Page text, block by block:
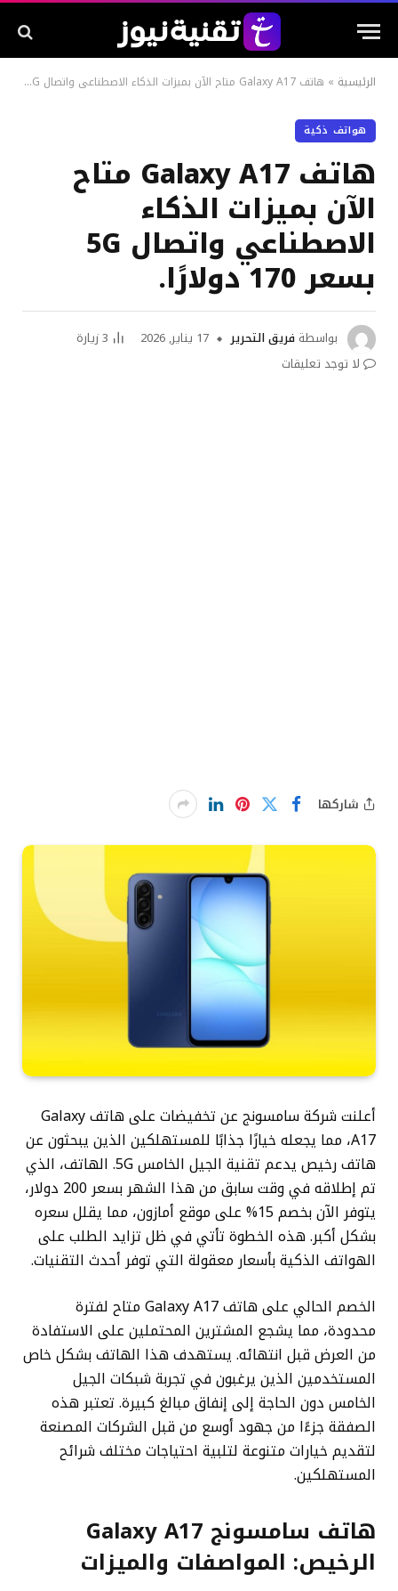
الرئيسية » هاتف Galaxy A17 متاح الآن بميزات الذكاء الاصطناعي واتصال 5G بسعر 170 دولارًا.
هواتف ذكية
هاتف Galaxy A17 متاح
الآن بميزات الذكاء
الاصطناعي واتصال 5G
بسعر 170 دولارًا.
بواسطة فريق التحرير 17 يناير, 2026 3زيارة
لا توجد تعليقات
شاركها
أعلنت شركة سامسونج عن تخفيضات على هاتف Galaxy
A17، مما يجعله خيارًا جذابًا للمستهلكين الذين يبحثون عن
هاتفرخيص
يدعم تقنية الجيل الخامس 5G. الهاتف، الذي
تم إطلاقه في وقت سابق من هذا الشهر بسعر 200 دولار،
يتوفر الآن بخصم 15% على موقع أمازون، مما يقلل سعره
بشكل أكبر. هذه الخطوة تأتي في ظل تزايد الطلب على
الهواتف الذكية بأسعار معقولة التي توفر أحدث التقنيات.
الخصم الحالي على هاتف Galaxy A17 متاح لفترة
محدودة، مما يشجع المشترين المحتملين على الاستفادة
من العرض قبل انتهائه. يستهدف هذا الهاتف بشكل خاص
المستخدمين الذين يرغبون في تجربة شبكات الجيل
الخامس دون الحاجة إلى إنفاق مبالغ كبيرة. تعتبر هذه
الصفقة جزءًا من جهود أوسع من قبل الشركات المصنعة
لتقديم خيارات متنوعة لتلبية احتياجات مختلف شرائح
المستهلكين.
هاتف سامسونج Galaxy A17
الرخيص: المواصفات والميزات